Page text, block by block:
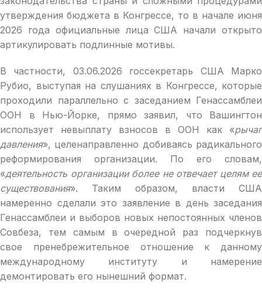
утверждения бюджета в Конгрессе, то в начале июня
2026 года официальные лица США начали открыто
артикулировать подлинные мотивы.
В частности, 03.06.2026 госсекретарь США Марко
Рубио, выступая на слушаниях в Конгрессе, которые
проходили параллельно с заседанием Генассамблеи
ООН в Нью-Йорке, прямо заявил, что Вашингтон
использует невыплату взносов в ООН как «рычаг
давления», целенаправленно добиваясь радикального
реформирования организации. По его словам,
«деятельность организации более не отвечает целям ее
существования». Таким образом, власти США
намеренно сделали это заявление в день заседания
Генассамблеи и выборов новых непостоянных членов
Совбеза, тем самым в очередной раз подчеркнув
свое пренебрежительное отношение к данному
международному институту и намерение
демонтировать его нынешний формат.